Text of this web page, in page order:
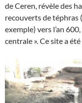
de Ceren, révèle des
recouverts de téphras
exemple) vers l’an
centrale ». Ce site a